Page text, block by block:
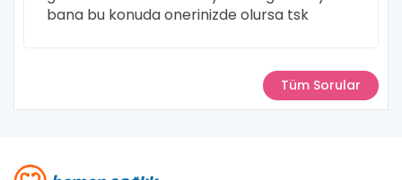
bana bu konuda onerinizde olursa tsk
Tüm Sorular